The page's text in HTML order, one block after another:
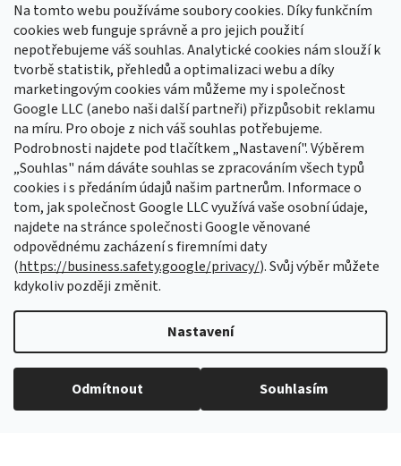
Na tomto webu používáme soubory cookies. Díky funkčním
cookies web funguje správně a pro jejich použití
nepotřebujeme váš souhlas. Analytické cookies nám slouží k
tvorbě statistik, přehledů a optimalizaci webu a díky
marketingovým cookies vám můžeme my i společnost
Google LLC (anebo naši další partneři) přizpůsobit reklamu
na míru. Pro oboje z nich váš souhlas potřebujeme.
Podrobnosti najdete pod tlačítkem „Nastavení". Výběrem
„Souhlas" nám dáváte souhlas se zpracováním všech typů
cookies i s předáním údajů našim partnerům. Informace o
tom, jak společnost Google LLC využívá vaše osobní údaje,
najdete na stránce společnosti Google věnované
odpovědnému zacházení s firemními daty
(https://business.safety.google/privacy/). Svůj výběr můžete
kdykoliv později změnit.
Nastavení
Odmítnout Souhlasím
Sledovat na Instagramu
Odebírat newsletter
Vložte svůj e-mail a my vám budeme zasílat informace o nových
produktech na našem e-shopu.
E-mail
Vložením e-mailu souhlasíte s podmínkami ochrany osobních údajů
Vytvořil Shoptet Premium